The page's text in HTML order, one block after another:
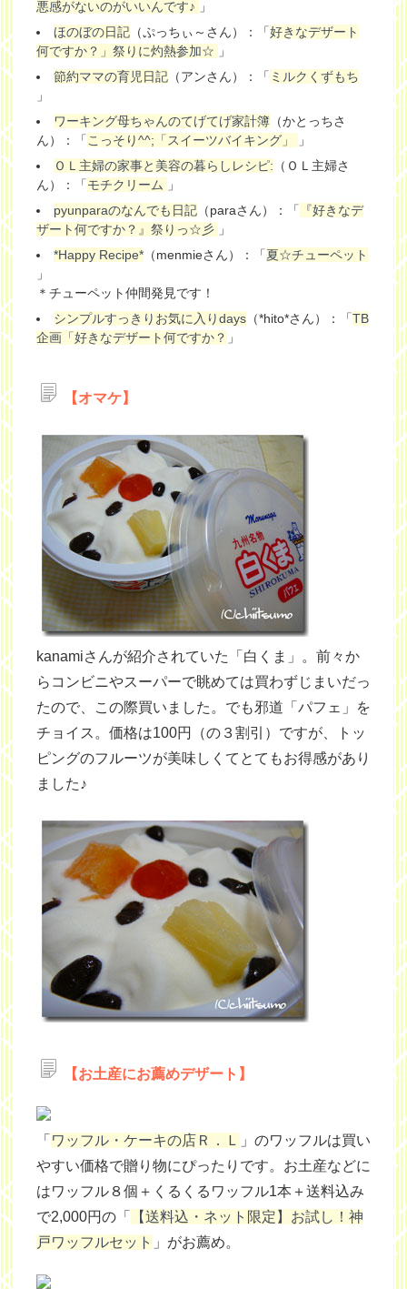
悪感がないのがいいんです♪
」
ほのぼの日記 （ぷっちぃ～さん）：「好きなデザート
何ですか？」祭りに灼熱参加☆
」
節約ママの育児日記 （アンさん）：「 ミルクくずもち
」
ワーキング母ちゃんのてげてげ家計簿 （かとっちさ
ん）：「 こっそり^^;「スイーツバイキング」
」
ＯＬ主婦の家事と美容の暮らしレシピ: （ＯＬ主婦さ
ん）：「モチクリーム
」
pyunparaのなんでも日記 （paraさん）：「
『好きなデ
ザート何ですか？』祭りっ☆彡 」
*Happy Recipe* （menmieさん）：「夏☆チューペット
」
＊チューペット仲間発見です！
シンプルすっきりお気に入りdays （*hito*さん）：「TB
企画「好きなデザート何ですか？ 」
【オマケ】
kanamiさんが紹介されていた「白くま」。前々か
らコンビニやスーパーで眺めては買わずじまいだっ
たので、この際買いました。でも邪道「パフェ」を
チョイス。価格は100円（の３割引）ですが、トッ
ピングのフルーツが美味しくてとてもお得感があり
ました♪
【お土産にお薦めデザート】
「 ワッフル・ケーキの店Ｒ．Ｌ
」のワッフルは買い
やすい価格で贈り物にぴったりです。お土産などに
はワッフル８個＋くるくるワッフル1本＋送料込み
で2,000円の「
【送料込・ネット限定】お試し！神
戸ワッフルセット 」がお薦め。